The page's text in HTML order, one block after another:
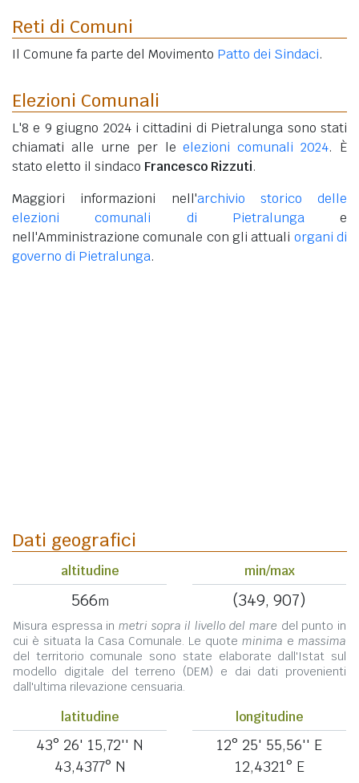
Reti di Comuni
Il Comune fa parte del Movimento Patto dei Sindaci.
Elezioni Comunali
L'8 e 9 giugno 2024 i cittadini di Pietralunga sono stati
chiamati alle urne per leelezioni comunali 2024. È
stato eletto il sindaco Francesco Rizzuti.
Maggiori informazioni nell'archivio storico delle
elezioni comunali di Pietralungae
nell'Amministrazione comunale con gli attuali organi di
governo di Pietralunga.
Dati geografici
altitudine
566m
min/max
(349, 907)
Misura espressa in metri sopra il livello del mare del punto in
cui è situata la Casa Comunale. Le quote minima e massima
del territorio comunale sono state elaborate dall'Istat sul
modello digitale del terreno (DEM) e dai dati provenienti
dall'ultima rilevazione censuaria.
latitudine
43° 26' 15,72'' N
43,4377° N
longitudine
12° 25' 55,56'' E
12,4321° E